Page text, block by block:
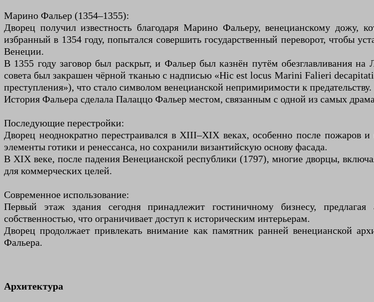
Марино Фальер (1354–1355):
Дворец получил известность благодаря Марино Фальеру, венецианскому дожу,
избранный в 1354 году, попытался совершить государственный переворот, чтобы
Венеции.
В 1355 году заговор был раскрыт, и Фальер был казнён путём обезглавливания
совета был закрашен чёрной тканью с надписью «Hic est locus Marini Falieri
преступления»), что стало символом венецианской непримиримости к предательству.
История Фальера сделала Палаццо Фальер местом, связанным с одной из самых
Последующие перестройки:
Дворец неоднократно перестраивался в XIII–XIX веках, особенно после пожаров
элементы готики и ренессанса, но сохранили византийскую основу фасада.
В XIX веке, после падения Венецианской республики (1797), многие дворцы,
для коммерческих целей.
Современное использование:
Первый этаж здания сегодня принадлежит гостиничному бизнесу,
собственностью, что ограничивает доступ к историческим интерьерам.
Дворец продолжает привлекать внимание как памятник ранней венецианской
Фальера.
Архитектура